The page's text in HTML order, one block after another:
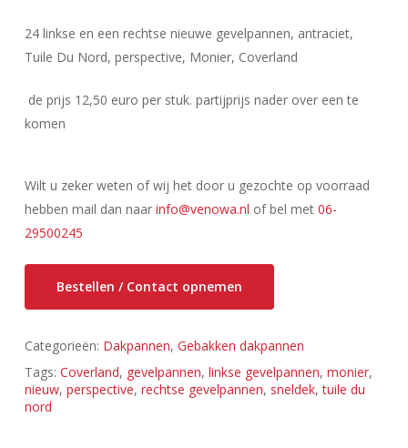
24 linkse en een rechtse nieuwe gevelpannen, antraciet,
Tuile Du Nord, perspective, Monier, Coverland
de prijs 12,50 euro per stuk. partijprijs nader over een te
komen
Wilt u zeker weten of wij het door u gezochte op voorraad
hebben mail dan naar info@venowa.nl of bel met 06-
29500245
Bestellen / Contact opnemen
Categorieën: Dakpannen, Gebakken dakpannen
Tags: Coverland, gevelpannen, linkse gevelpannen, monier,
nieuw, perspective, rechtse gevelpannen, sneldek,tuile du
nord